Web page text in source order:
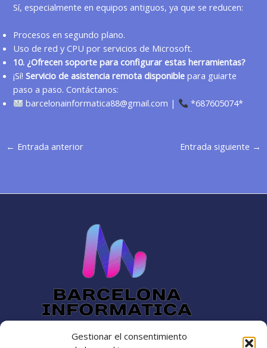
Gestionar el consentimiento
Sí, especialmente en equipos antiguos, ya que se reducen:
Procesos en segundo plano.
Uso de red y CPU por servicios de Microsoft.
10. ¿Ofrecen soporte para configurar estas herramientas?
¡Sí!Servicio de asistencia remota disponible para guiarte
paso a paso. Contáctanos:
barcelonainformatica88@gmail.com | *687605074*
← Entrada anterior Entrada siguiente →